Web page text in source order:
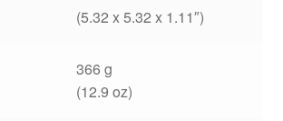
(5.32 x 5.32 x 1.11″)
366 g
(12.9 oz)